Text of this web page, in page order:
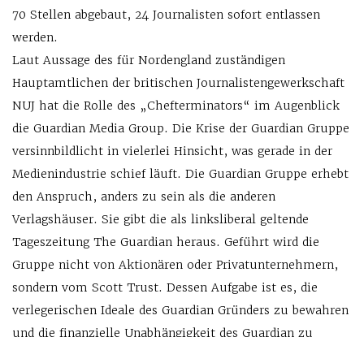
70 Stellen abgebaut, 24 Journalisten sofort entlassen
werden.
Laut Aussage des für Nordengland zuständigen
Hauptamtlichen der britischen Journalistengewerkschaft
NUJ hat die Rolle des „Chefterminators“ im Augenblick
die Guardian Media Group. Die Krise der Guardian Gruppe
versinnbildlicht in vielerlei Hinsicht, was gerade in der
Medienindustrie schief läuft. Die Guardian Gruppe erhebt
den Anspruch, anders zu sein als die anderen
Verlagshäuser. Sie gibt die als linksliberal geltende
Tageszeitung The Guardian heraus. Geführt wird die
Gruppe nicht von Aktionären oder Privatunternehmern,
sondern vom Scott Trust. Dessen Aufgabe ist es, die
verlegerischen Ideale des Guardian Gründers zu bewahren
und die finanzielle Unabhängigkeit des Guardian zu